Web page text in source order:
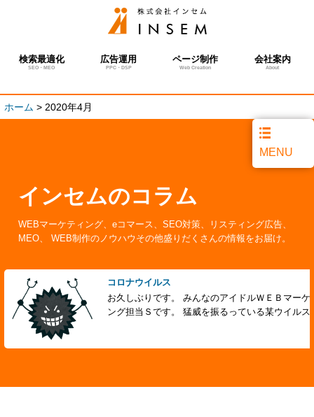
検索最適化
SEO・MEO
広告運用
PPC・DSP
ページ制作
Web Creation
会社案内
About
ホーム > 2020年4月
MENU
インセムのコラム
WEBマーケティング、eコマース、SEO対策、リスティング広告、
MEO、 WEB制作のノウハウその他盛りだくさんの情報をお届け。
コロナウイルス
お久しぶりです。 みんなのアイドルＷＥＢマーケ
ング担当Ｓです。 猛威を振るっている某ウイルス